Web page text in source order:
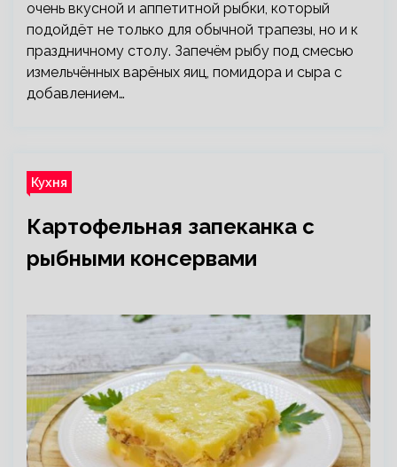
очень вкусной и аппетитной рыбки, который
подойдёт не только для обычной трапезы, но и к
праздничному столу. Запечём рыбу под смесью
измельчённых варёных яиц, помидора и сыра с
добавлением…
Кухня
Картофельная запеканка с
рыбными консервами